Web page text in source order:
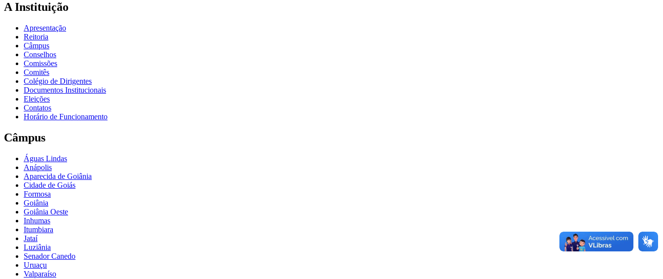
A Instituição
Apresentação
Reitoria
Câmpus
Conselhos
Comissões
Comitês
Colégio de Dirigentes
Documentos Institucionais
Eleições
Contatos
Horário de Funcionamento
Câmpus
Águas Lindas
Anápolis
Aparecida de Goiânia
Cidade de Goiás
Formosa
Goiânia
Goiânia Oeste
Inhumas
Itumbiara
Jataí
Luziânia
Senador Canedo
Uruaçu
Valparaíso